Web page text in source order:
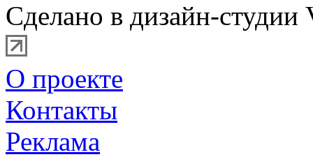
Сделано в дизайн-студии
О проекте
Контакты
Реклама